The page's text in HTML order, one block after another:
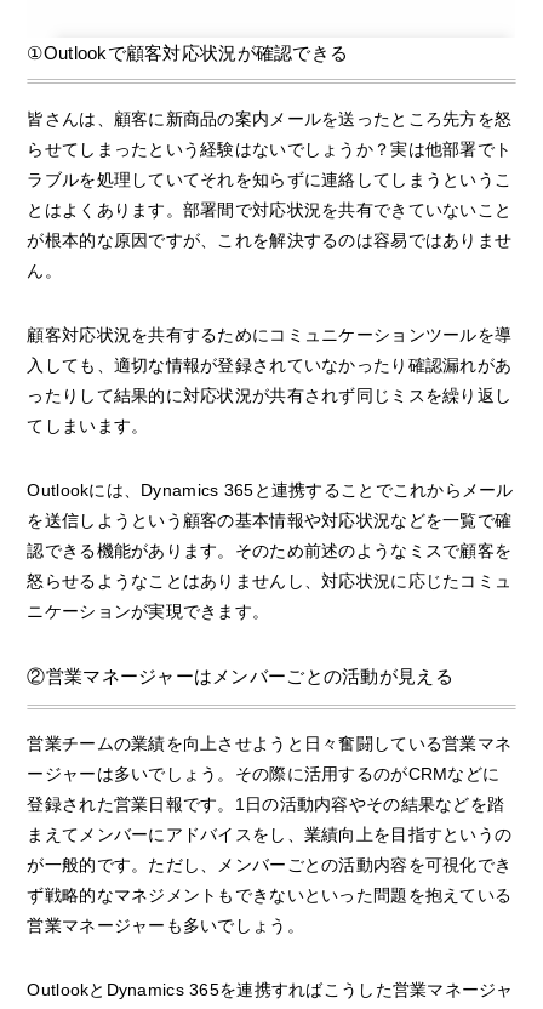
①Outlookで顧客対応状況が確認できる
皆さんは、顧客に新商品の案内メールを送ったところ先方を怒
らせてしまったという経験はないでしょうか？実は他部署でト
ラブルを処理していてそれを知らずに連絡してしまうというこ
とはよくあります。部署間で対応状況を共有できていないこと
が根本的な原因ですが、これを解決するのは容易ではありませ
ん。
顧客対応状況を共有するためにコミュニケーションツールを導
入しても、適切な情報が登録されていなかったり確認漏れがあ
ったりして結果的に対応状況が共有されず同じミスを繰り返し
てしまいます。
Outlookには、Dynamics 365と連携することでこれからメール
を送信しようという顧客の基本情報や対応状況などを一覧で確
認できる機能があります。そのため前述のようなミスで顧客を
怒らせるようなことはありませんし、対応状況に応じたコミュ
ニケーションが実現できます。
②営業マネージャーはメンバーごとの活動が見える
営業チームの業績を向上させようと日々奮闘している営業マネ
ージャーは多いでしょう。その際に活用するのがCRMなどに
登録された営業日報です。1日の活動内容やその結果などを踏
まえてメンバーにアドバイスをし、業績向上を目指すというの
が一般的です。ただし、メンバーごとの活動内容を可視化でき
ず戦略的なマネジメントもできないといった問題を抱えている
営業マネージャーも多いでしょう。
OutlookとDynamics 365を連携すればこうした営業マネージャ